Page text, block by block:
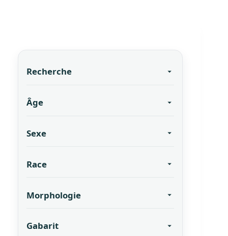
Recherche
Âge
Sexe
Race
Morphologie
Gabarit